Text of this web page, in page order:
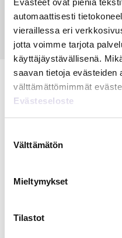
Evästeet ovat pieniä
automaattisesti
vieraillessa eri
jotta voimme tarjota
käyttäjäystävällisenä.
saavan tietoja evästeiden
välttämättömimmät
Evästeseloste
valinta
Välttämätön
Mieltymykset
Tilastot
Lue